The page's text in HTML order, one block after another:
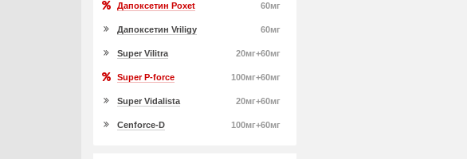
60мг
Дапоксетин Poxet
60мг
Дапоксетин Vriligy
20мг+60мг
Super Vilitra
100мг+60мг
Super P-force
20мг+60мг
Super Vidalista
100мг+60мг
Cenforce-D